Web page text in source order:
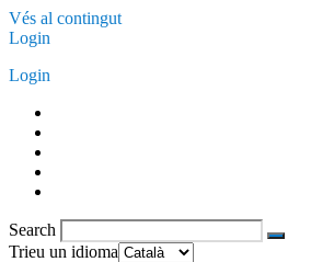
Vés al contingut
Login
Login
Search
Trieu un idioma